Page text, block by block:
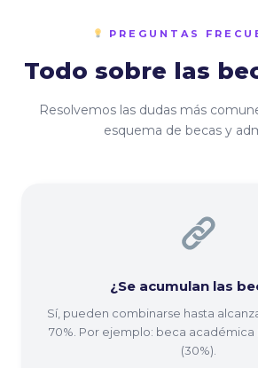
PREGUNTAS
Todo sobre las
Resolvemos las dudas más
esquema de becas y
¿Se acumulan las
Sí, pueden combinarse hasta
70%. Por ejemplo: beca académica
(30%).